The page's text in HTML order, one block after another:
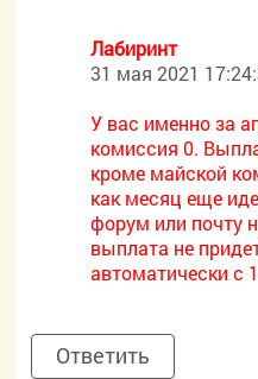
Лабиринт
31 мая 2021
У вас именно за
комиссия 0.
кроме майской
как месяц еще
форум или почту
выплата не
автоматически с
Ответить